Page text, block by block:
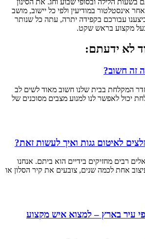
בשעות הלילה ובסופי שבוע וחג. את הסינון
אינסטלטור במודיעין ולפי כל יישוב, מושב
עבורכם בקפידה יתרה, עתה כל שנותר
מקצוע בראש שקט.
לא ידעתם:
זה חשוב?
המקלחת בבית שלנו חשוב מאוד לשים לב
יכול לאפשר לנו למנוע מצבים מסוכנים של
לאיטום גגות ואיך לעשות זאת?
רבים מחזיקים בידיים הוא ביתם. אנחנו
אחת לכמה שנים, צובעים את קיר הסלון או
עיר בארץ – למצוא איש מקצוע